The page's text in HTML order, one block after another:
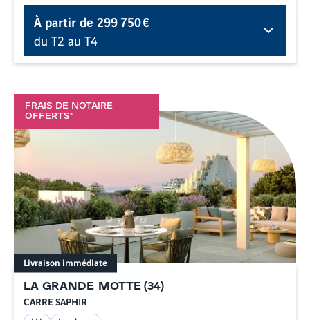
À partir de299 750 €
du T2 au T4
FRAIS DE NOTAIRE
OFFERTS*
LA GRANDE MOTTE (34)
CARRE SAPHIR
Livraison immédiate